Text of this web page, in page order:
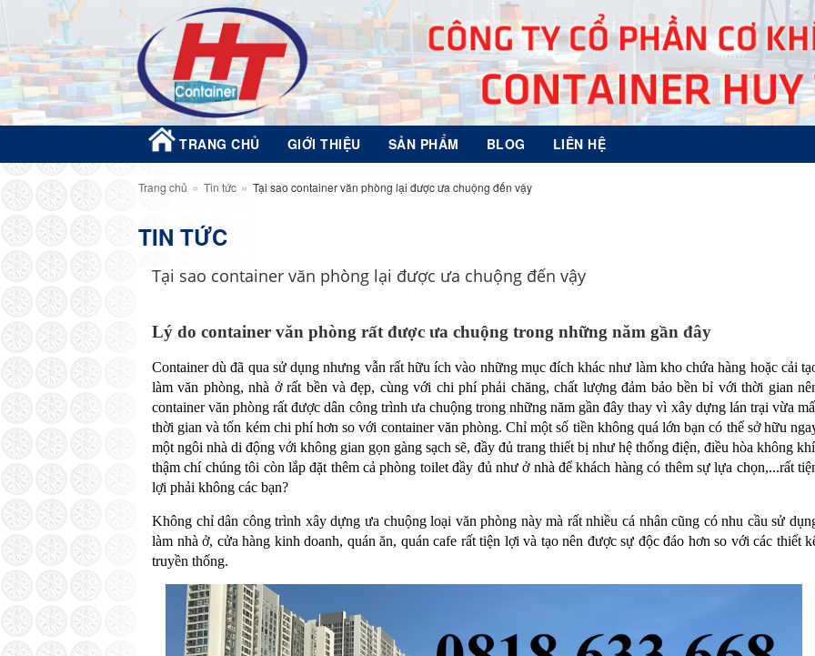
TRANG CHỦ GIỚI THIỆU SẢN PHẨM BLOG LIÊN HỆ
Trang chủ » Tin tức » Tại sao container văn phòng lại được ưa chuộng đến vậy
TIN TỨC
Tại sao container văn phòng lại được ưa chuộng đến vậy
Lý do container văn phòng rất được ưa chuộng trong những năm gần đây
Container dù đã qua sử dụng nhưng vẫn rất hữu ích vào những mục đích khác như làm kho chứa hàng hoặc cải
làm văn phòng, nhà ở rất bền và đẹp, cùng với chi phí phải chăng, chất lượng đảm bảo bền bỉ với thời gian
container văn phòng rất được dân công trình ưa chuộng trong những năm gần đây thay vì xây dựng lán trại vừa
thời gian và tốn kém chi phí hơn so với container văn phòng. Chỉ một số tiền không quá lớn bạn có thể sở hữu
một ngôi nhà di động với không gian gọn gàng sạch sẽ, đầy đủ trang thiết bị như hệ thống điện, điều hòa không
thậm chí chúng tôi còn lắp đặt thêm cả phòng toilet đầy đủ như ở nhà để khách hàng có thêm sự lựa chọn,...rất
lợi phải không các bạn?
Không chỉ dân công trình xây dựng ưa chuộng loại văn phòng này mà rất nhiều cá nhân cũng có nhu cầu sử
làm nhà ở, cửa hàng kinh doanh, quán ăn, quán cafe rất tiện lợi và tạo nên được sự độc đáo hơn so với các thiết
truyền thống.